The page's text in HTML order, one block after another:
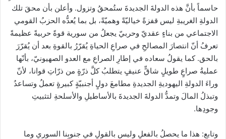
حاسماً بأنَّ هذه الدولةَ الجديدةَ ستُمحقُ وتزول. وأعلن بأن محقَ تلك
الدولةِ الغريبةِ ليس قفزةً خياليّةً وهميّةً، بل بما يُعدُّه الحزبُ القومي
الاجتماعي من بناءٍ عقديّ وحربيّ يجعلُ من سورية قوةً حربيةً عظيمةً
تعرفُ أنّ انتصارَ المصالحِ في صراعِ الحياةِ يُقرّرُ بالقوةِ بعد أن يُقرّرَ
بالحق. كما يقولُ سعاده في إطارِ الصراعِ مع العدو الصهيونيّ، بأنّها
عمليةُ صراعٍ طويلٍ شاقٍّ عنيفٍ يتطلبُ كلَّ ذرّةٍ من ذرّاتِ قوانا، لأنّ
وراءَ الدولةِ اليهوديةِ الجديدةِ مطامعَ دولٍ أجنبيّةٍ كبيرةٍ تعملُ وتساعدُ
وتبذلُ المالَ وتمدُّ الدولةَ الجديدةَ بالأساطيلِ والأسلحةِ لتثبيتِ
وجودِها.
وتابع: هذا ما يحصلُ بالفعلِ وليس بالقولِ في جنوبِنا السوري وما